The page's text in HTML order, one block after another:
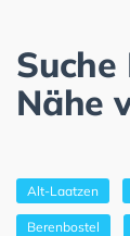
Nähe
Alt-Laatzen
Berenbostel